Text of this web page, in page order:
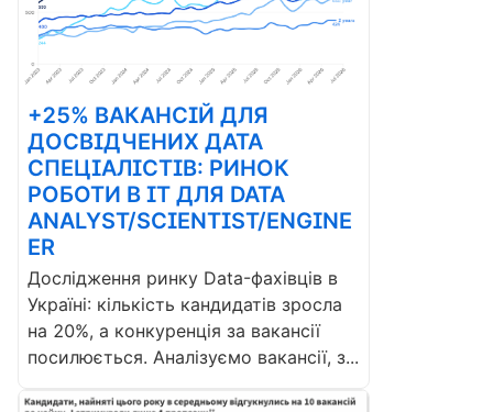
+25% ВАКАНСІЙ ДЛЯ
ДОСВІДЧЕНИХ ДАТА
СПЕЦІАЛІСТІВ: РИНОК
РОБОТИ В ІТ ДЛЯ DATA
ANALYST/SCIENTIST/ENGINE
ER
Дослідження ринку Data-фахівців в
Україні: кількість кандидатів зросла
на 20%, а конкуренція за вакансії
посилюється. Аналізуємо вакансії, з...